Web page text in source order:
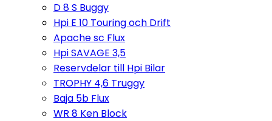
D 8 S Buggy
Hpi E 10 Touring och Drift
Apache sc Flux
Hpi SAVAGE 3,5
Reservdelar till Hpi Bilar
TROPHY 4,6 Truggy
Baja 5b Flux
WR 8 Ken Block